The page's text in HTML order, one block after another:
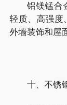
铝镁锰合
轻质、高强度
外墙装饰和屋
十、不锈